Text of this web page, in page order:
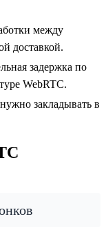
между
доставкой.
задержка по
WebRTC.
закладывать в